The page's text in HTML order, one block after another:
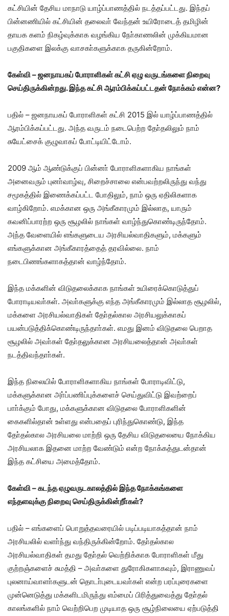
கட்சியின் தேசிய மாநாடு யாழ்ப்பாணத்தில் நடத்தப்பட்டது. இந்தப்
பின்னணியில் கட்சியின் தலைவா் வேந்தன் உயிரோடைத் தமிழின்
தாயக களம் நிகழ்வுக்காக வழங்கிய நோ்காணலின் முக்கியமான
பகுதிகளை இலக்கு வாசகா்களுக்காக தருகின்றோம்.
கேள்வி – ஜனநாயகப் போராளிகள் கட்சி ஏழு வருடங்களை நிறைவு
செய்திருக்கின்றது. இந்த கட்சி ஆரம்பிக்கப்பட்டதன் நோக்கம் என்ன?
பதில் – ஜனநாயகப் போராளிகள் கட்சி 2015 இல் யாழ்ப்பாணத்தில்
ஆரம்பிக்கப்பட்டது. அந்த வருடம் நடைபெற்ற தோ்தலிலும் நாம்
சுயேட்சைக் குழுவாகப் போட்டியிட்டோம்.
2009 ஆம் ஆண்டுக்குப் பின்னா் போராளிகளாகிய நாங்கள்
அனைவரும் புனா்வாழ்வு, சிறைச்சாலை என்பவற்றலிருந்து வந்து
சமூகத்தில் இணைக்கப்பட்ட போதிலும், நாம் ஒரு ஏதிலிகளாக
வாழ்கிறோம். எமக்கான ஒரு அங்கீகாரமும் இல்லாத, யாரும்
கவனிப்பாரற்ற ஒரு சூழலில் நாங்கள் வாழ்ந்துகொண்டிருந்தோம்.
அந்த வேளையில் எங்களுடைய அரசியல்வாதிகளும், மக்களும்
எங்களுக்கான அங்கீகாரத்தைத் தரவில்லை. நாம்
நடைபிணங்களாகத்தான் வாழ்ந்தோம்.
இந்த மக்களின் விடுதலைக்காக நாங்கள் உயிரைக்கொடுத்துப்
போராடியவா்கள். அவா்களுக்கு எந்த அங்கீகாரமும் இல்லாத சூழலில்,
மக்களை அரசியல்வாதிகள் தோ்தல்கால அரசியலுக்காகப்
பயன்படுத்திக்கொண்டிருந்தாா்கள். எமது இனம் விடுதலை பெறாத
சூழலில் அவா்கள் தோ்தலுக்கான அரசியலைத்தான் அவா்கள்
நடத்திவந்தாா்கள்.
இந்த நிலையில் போராளிகளாகிய நாங்கள் போராடிவிட்டு,
மக்களுக்கான அா்ப்பணிப்புக்களைச் செய்துவிட்டு இவற்றைப்
பாா்க்கும் போது, மக்களுக்கான விடுதலை போராளிகளின்
கைகளில்தான் உள்ளது என்பதைப் புரிந்துகொண்டு, இந்த
தோ்தல்கால அரசியலை மாற்றி ஒரு தேசிய விடுதலையை நோக்கிய
அரசியலாக இதனை மாற்ற வேண்டும் என்ற நோக்கத்துடன்தான்
இந்த கட்சியை அமைத்தோம்.
கேள்வி – கடந்த ஏழுவருடகாலத்தில் இந்த நோக்கங்களை
எந்தளவுக்கு நிறைவு செய்திருக்கின்றீா்கள்?
பதில் – எங்களைப் பொறுத்தவரையில் படிப்படியாகத்தான் நாம்
அரசியலில் வளா்ந்து வந்திருக்கின்றோம். தோ்தல்கால
அரசியல்வாதிகள் தமது தோ்தல் வெற்றிக்காக போராளிகள் மீது
குற்றஞ்களைச் சுமத்தி – அவா்களை துரோகிகளாகவும், இராணுவப்
புலனாய்வாளா்களுடன் தொடா்புடையவா்கள் என்ற பரப்புரைகளை
முன்னெடுத்து மக்களிடமிருந்து எம்மைப் பிரித்துவைத்து தோ்தல்
காலங்களில் நாம் வெற்றிபெற முடியாத ஒரு சூழ்நிலையை ஏற்படுத்தி